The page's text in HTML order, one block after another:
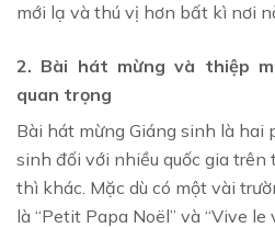
mới lạ và thú vị hơn bất kì nơi
2. Bài hát mừng và thiệp
quan trọng
Bài hát mừng Giáng sinh là hai
sinh đối với nhiều quốc gia
thì khác. Mặc dù có một vài
là “Petit Papa Noël” và “Vive